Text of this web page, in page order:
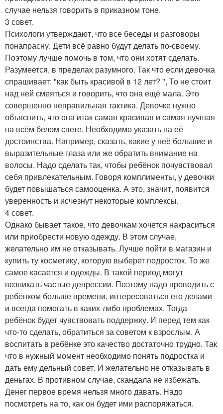
случае нельзя говорить в приказном тоне.
3 совет.
Психологи утверждают, что все беседы и разговоры
понапрасну. Дети всё равно будут делать по-своему.
Поэтому лучше помочь в том, что они хотят сделать.
Разумеется, в пределах разумного. Так что если девочка
спрашивает: "как быть красивой в 12 лет? ", То не стоит
над ней смеяться и говорить, что она ещё мала. Это
совершенно неправильная тактика. Девочке нужно
объяснить, что она итак самая красивая и самая лучшая
на всём белом свете. Необходимо указать на её
достоинства. Например, сказать, какие у неё большие и
выразительные глаза или же обратить внимание на
волосы. Надо сделать так, чтобы ребёнок почувствовал
себя привлекательным. Говоря комплименты, у девочки
будет повышаться самооценка. А это, значит, появится
уверенность и исчезнут некоторые комплексы.
4 совет.
Однако бывает такое, что девочкам хочется накраситься
или приобрести новую одежду. В этом случае,
желательно им не отказывать. Лучше пойти в магазин и
купить ту косметику, которую выберет подросток. То же
самое касается и одежды. В такой период могут
возникать частые депрессии. Поэтому надо проводить с
ребёнком больше времени, интересоваться его делами
и всегда помогать в каких-либо проблемах. Тогда
ребёнок будет чувствовать поддержку. И перед тем как
что-то сделать, обратиться за советом к взрослым. А
воспитать в ребёнке это качество достаточно трудно. Так
что в нужный момент необходимо понять подростка и
дать ему дельный совет. И желательно не отказывать в
деньгах. В противном случае, скандала не избежать.
Денег первое время нельзя много давать. Надо
посмотреть на то, как он будет ими распоряжаться.